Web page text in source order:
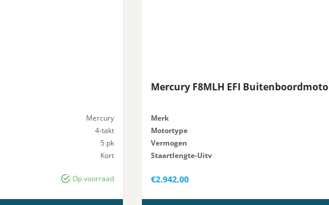
Mercury
4-takt
5 pk
Kort
Op voorraad
Mercury F8MLH EFI
Merk
Motortype
Vermogen
Staartlengte-Uitv
€2.942,00